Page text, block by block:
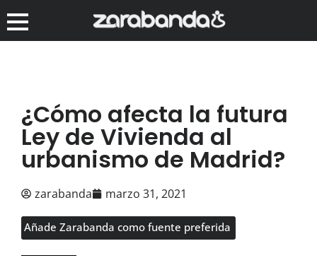
¿Cómo afecta la futura
Ley de Vivienda al
urbanismo de Madrid?
zarabanda marzo 31, 2021
Añade Zarabanda como fuente preferida